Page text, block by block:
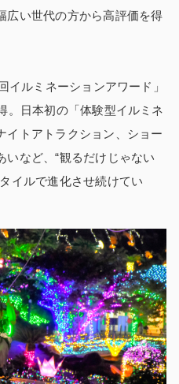
広い世代の方から高評価を得
イルミネーションアワード」
。日本初の「体験型イルミネ
イトアトラクション、ショー
いなど、“観るだけじゃない
イルで進化させ続けてい